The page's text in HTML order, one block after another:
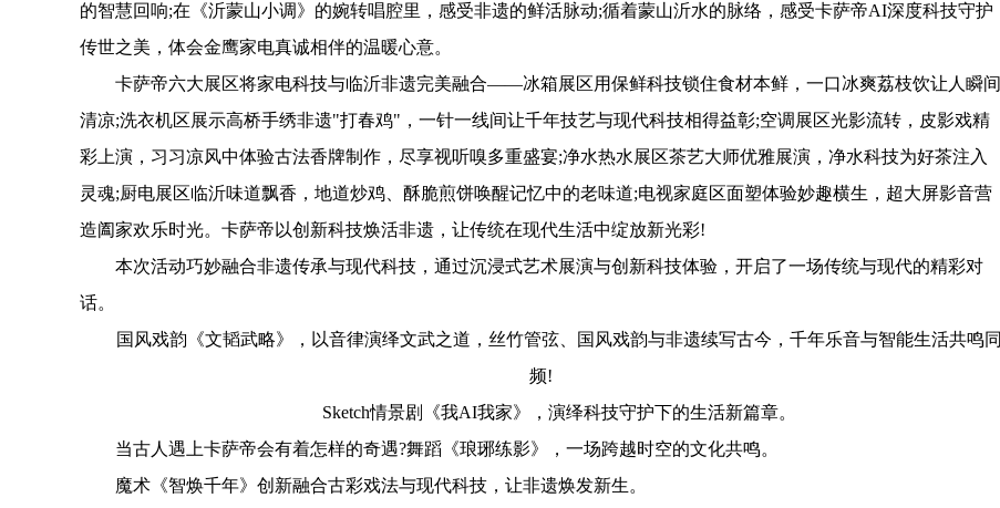
的智慧回响;在《沂蒙山小调》的婉转唱腔里，感受非遗的鲜活脉动;循着蒙山沂水的脉络，感受卡萨帝AI深度科技守护
传世之美，体会金鹰家电真诚相伴的温暖心意。
卡萨帝六大展区将家电科技与临沂非遗完美融合——冰箱展区用保鲜科技锁住食材本鲜，一口冰爽荔枝饮让人瞬间
清凉;洗衣机区展示高桥手绣非遗"打春鸡"，一针一线间让千年技艺与现代科技相得益彰;空调展区光影流转，皮影戏精
彩上演，习习凉风中体验古法香牌制作，尽享视听嗅多重盛宴;净水热水展区茶艺大师优雅展演，净水科技为好茶注入
灵魂;厨电展区临沂味道飘香，地道炒鸡、酥脆煎饼唤醒记忆中的老味道;电视家庭区面塑体验妙趣横生，超大屏影音营
造阖家欢乐时光。卡萨帝以创新科技焕活非遗，让传统在现代生活中绽放新光彩!
本次活动巧妙融合非遗传承与现代科技，通过沉浸式艺术展演与创新科技体验，开启了一场传统与现代的精彩对
话。
国风戏韵《文韬武略》，以音律演绎文武之道，丝竹管弦、国风戏韵与非遗续写古今，千年乐音与智能生活共鸣同
频!
Sketch情景剧《我AI我家》，演绎科技守护下的生活新篇章。
当古人遇上卡萨帝会有着怎样的奇遇?舞蹈《琅琊练影》，一场跨越时空的文化共鸣。
魔术《智焕千年》创新融合古彩戏法与现代科技，让非遗焕发新生。